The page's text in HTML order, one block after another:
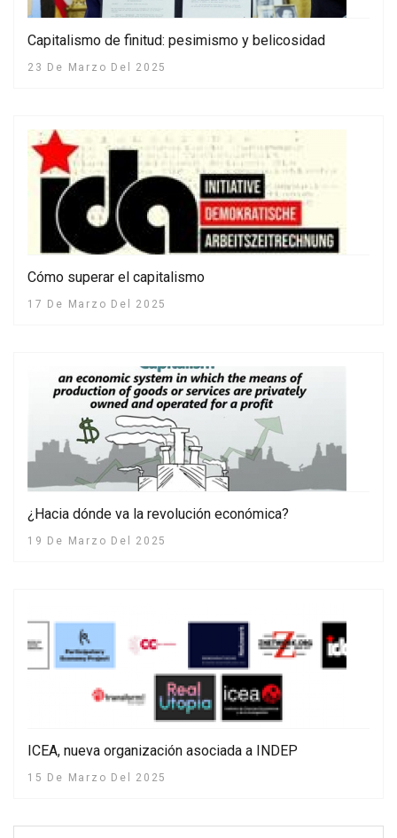
Capitalismo de finitud: pesimismo y belicosidad
23 De Marzo Del 2025
Cómo superar el capitalismo
17 De Marzo Del 2025
¿Hacia dónde va la revolución económica?
19 De Marzo Del 2025
ICEA, nueva organización asociada a INDEP
15 De Marzo Del 2025